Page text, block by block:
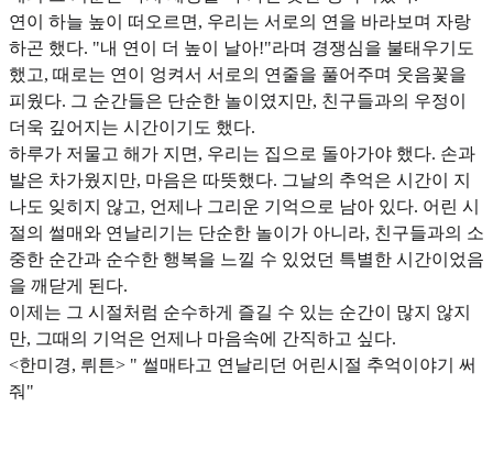
연이 하늘 높이 떠오르면, 우리는 서로의 연을 바라보며 자랑
하곤 했다. "내 연이 더 높이 날아!"라며 경쟁심을 불태우기도
했고, 때로는 연이 엉켜서 서로의 연줄을 풀어주며 웃음꽃을
피웠다. 그 순간들은 단순한 놀이였지만, 친구들과의 우정이
더욱 깊어지는 시간이기도 했다.
하루가 저물고 해가 지면, 우리는 집으로 돌아가야 했다. 손과
발은 차가웠지만, 마음은 따뜻했다. 그날의 추억은 시간이 지
나도 잊히지 않고, 언제나 그리운 기억으로 남아 있다. 어린 시
절의 썰매와 연날리기는 단순한 놀이가 아니라, 친구들과의 소
중한 순간과 순수한 행복을 느낄 수 있었던 특별한 시간이었음
을 깨닫게 된다.
이제는 그 시절처럼 순수하게 즐길 수 있는 순간이 많지 않지
만, 그때의 기억은 언제나 마음속에 간직하고 싶다.
<한미경, 뤼튼> " 썰매타고 연날리던 어린시절 추억이야기 써
줘"